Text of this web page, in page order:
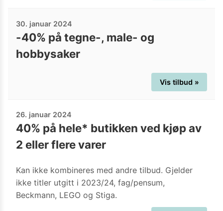
30. januar 2024
-40% på tegne-, male- og
hobbysaker
Vis tilbud »
26. januar 2024
40% på hele* butikken ved kjøp av
2 eller flere varer
Kan ikke kombineres med andre tilbud. Gjelder
ikke titler utgitt i 2023/24, fag/pensum,
Beckmann, LEGO og Stiga.